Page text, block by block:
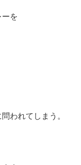
ーを
われてしまう。